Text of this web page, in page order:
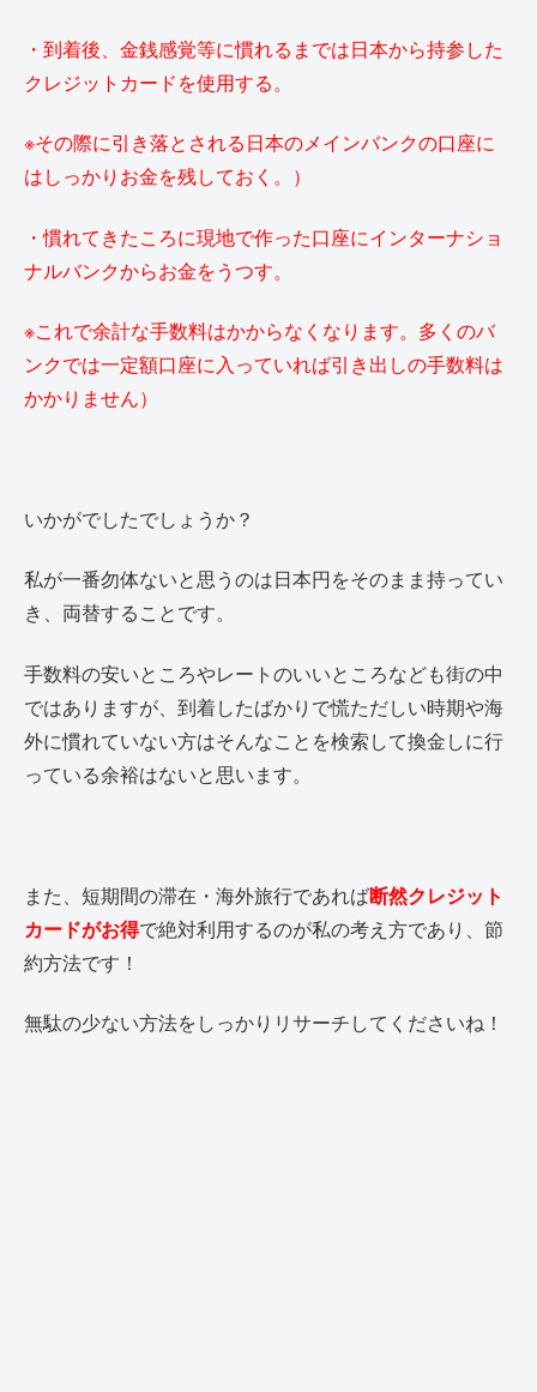
・到着後、金銭感覚等に慣れるまでは日本から持参した
クレジットカードを使用する。
※その際に引き落とされる日本のメインバンクの口座に
はしっかりお金を残しておく。）
・慣れてきたころに現地で作った口座にインターナショ
ナルバンクからお金をうつす。
※これで余計な手数料はかからなくなります。多くのバ
ンクでは一定額口座に入っていれば引き出しの手数料は
かかりません）
いかがでしたでしょうか？
私が一番勿体ないと思うのは日本円をそのまま持ってい
き、両替することです。
手数料の安いところやレートのいいところなども街の中
ではありますが、到着したばかりで慌ただしい時期や海
外に慣れていない方はそんなことを検索して換金しに行
っている余裕はないと思います。
また、短期間の滞在・海外旅行であれば断然クレジット
カードがお得で絶対利用するのが私の考え方であり、節
約方法です！
無駄の少ない方法をしっかりリサーチしてくださいね！